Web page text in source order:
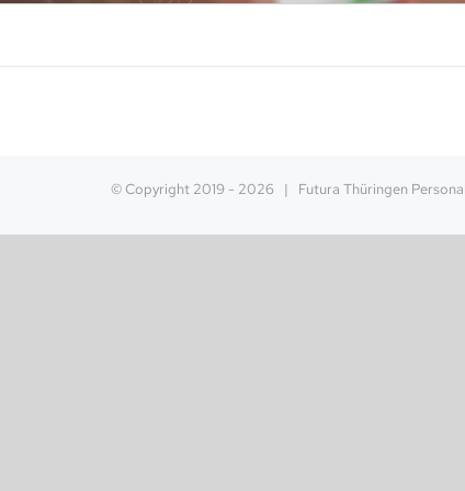
© Copyright 2019 - 2026 | Futura Thüringen